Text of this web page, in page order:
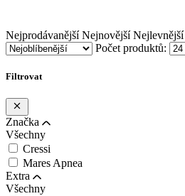
NejprodávanějšíNejnovějšíNejlevnější
Počet produktů:
Filtrovat
Značka
Všechny
Cressi
Mares Apnea
Extra
Všechny